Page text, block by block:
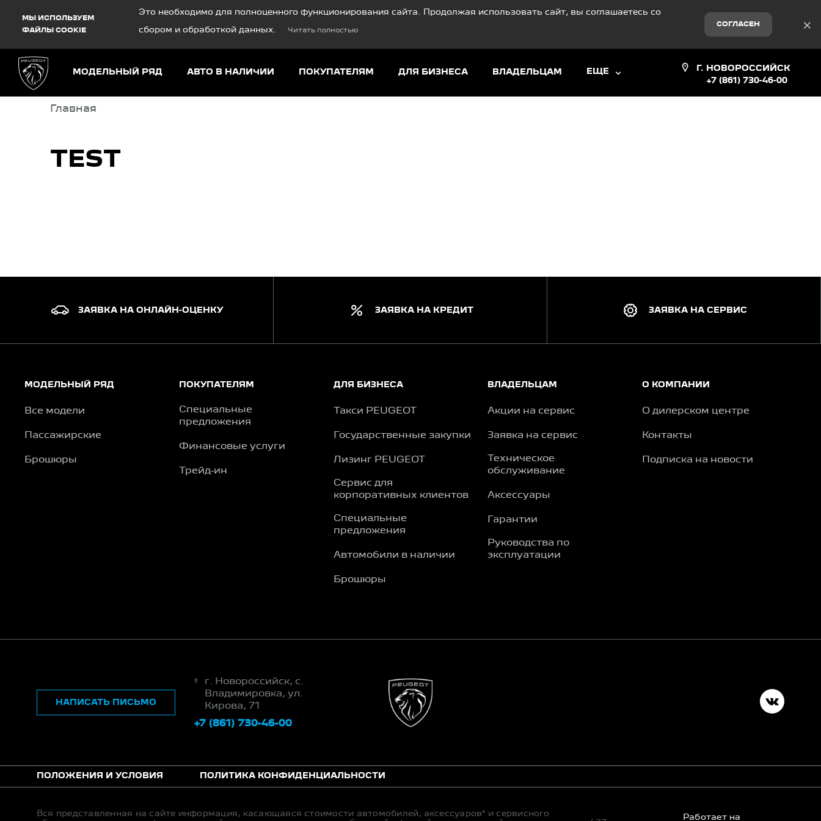
МЫ ИСПОЛЬЗУЕМ
ФАЙЛЫ COOKIE
Это необходимо для полноценного функционирования сайта. Продолжая использовать сайт, вы соглашаетесь со
сбором и обработкой данных. Читать полностью
СОГЛАСЕН ×
МОДЕЛЬНЫЙ РЯД АВТО В НАЛИЧИИ ПОКУПАТЕЛЯМ ДЛЯ БИЗНЕСА ВЛАДЕЛЬЦАМ ЕЩЕ
Г. НОВОРОССИЙСК
+7 (861) 730-46-00
Главная
TEST
ЗАЯВКА НА ОНЛАЙН-ОЦЕНКУ ЗАЯВКА НА КРЕДИТ ЗАЯВКА НА СЕРВИС
МОДЕЛЬНЫЙ РЯД
Все модели
Пассажирские
Брошюры
ПОКУПАТЕЛЯМ
Специальные
предложения
Финансовые услуги
Трейд-ин
ДЛЯ БИЗНЕСА
Такси PEUGEOT
Государственные закупки
Лизинг PEUGEOT
Сервис для
корпоративных клиентов
Специальные
предложения
Автомобили в наличии
Брошюры
ВЛАДЕЛЬЦАМ
Акции на сервис
Заявка на сервис
Техническое
обслуживание
Аксессуары
Гарантии
Руководства по
эксплуатации
О КОМПАНИИ
О дилерском центре
Контакты
Подписка на новости
г. Новороссийск, с.
Владимировка, ул.
Кирова, 71
+7 (861) 730-46-00
НАПИСАТЬ ПИСЬМО
ПОЛОЖЕНИЯ И УСЛОВИЯ ПОЛИТИКА КОНФИДЕНЦИАЛЬНОСТИ
Вся представленная на сайте информация, касающаяся стоимости автомобилей, аксессуаров* и сервисного
Работает на